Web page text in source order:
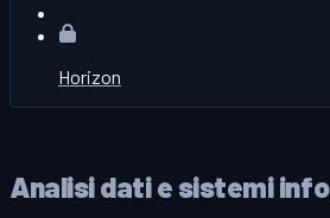
Horizon
Analisi dati e sistemi